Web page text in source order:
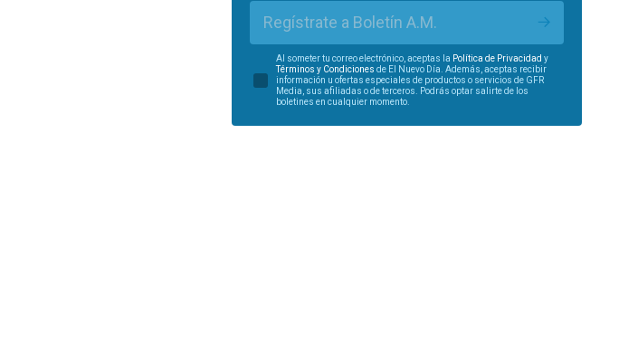
Regístrate a Boletín A.M.
Al someter tu correo electrónico, aceptas la Política de Privacidad y
Términos y Condiciones de El Nuevo Día. Además, aceptas recibir
información u ofertas especiales de productos o servicios de GFR
Media, sus afiliadas o de terceros. Podrás optar salirte de los
boletines en cualquier momento.